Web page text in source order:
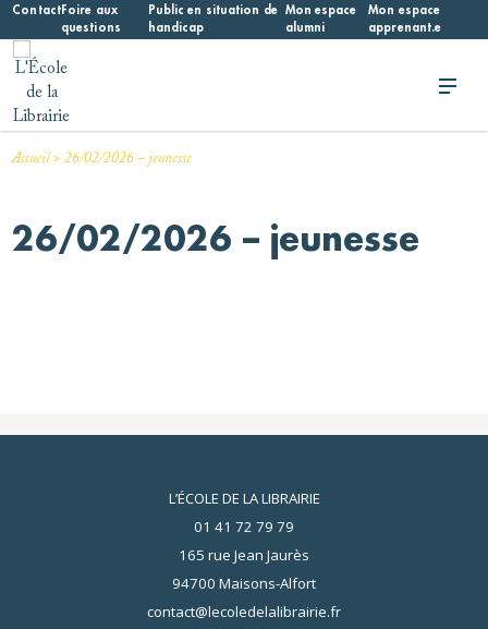
Skip
content
ContactFoire aux
questions
Public en situation de
handicap
Mon espace
alumni
Mon espace
apprenant.e
Accueil>26/02/2026 – jeunesse
26/02/2026 – jeunesse
L’ÉCOLE DE LA LIBRAIRIE
01 41 72 79 79
165 rue Jean Jaurès
94700 Maisons-Alfort
contact@lecoledelalibrairie.fr